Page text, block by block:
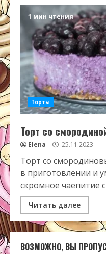
1 мин чтения
Торты
Торт со
Elena 25.11.2023
Торт со
в приготовлении и
скромное чаепитие
Читать далее
ВОЗМОЖНО, ВЫ